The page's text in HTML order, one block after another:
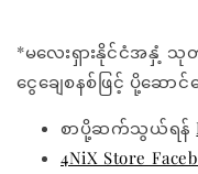
*မလေးရှားနိုင်ငံအနှံ့ သု
ငွေချေစနစ်ဖြင့် ပို့ဆော
စာပို့ဆက်သွယ်ရန်
4NiX Store